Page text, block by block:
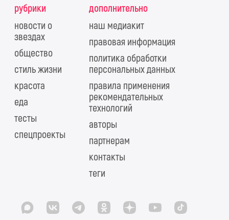
рубрики
новости о
звездах
общество
стиль жизни
красота
еда
тесты
спецпроекты
дополнительно
наш медиакит
правовая информация
политика обработки
персональных данных
правила применения
рекомендательных
технологий
авторы
партнерам
контакты
теги